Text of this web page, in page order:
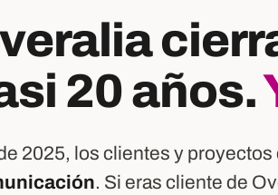
20 años.
2025, los clientes y
. Si eras cliente de